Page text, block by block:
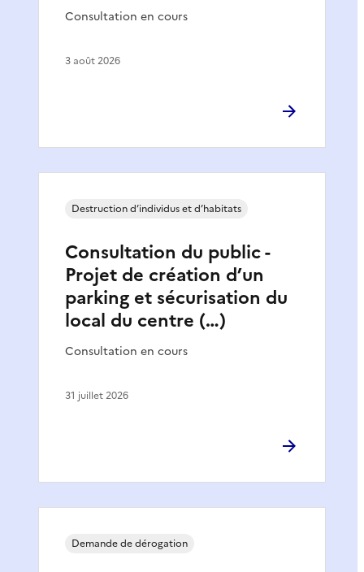
Consultation en cours
3 août 2026
Consultation du public -
Projet de création d’un
parking et sécurisation du
local du centre (…)
Consultation en cours
Destruction d’individus et d’habitats
31 juillet 2026
Demande de dérogation